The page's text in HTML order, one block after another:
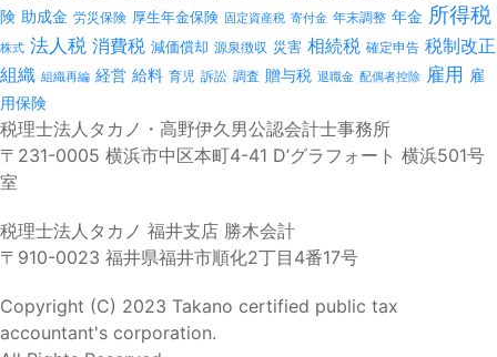
険 助成金 労災保険 厚生年金保険 固定資産税 寄付金 年末調整 年金 所得税
株式 法人税 消費税 減価償却 源泉徴収 災害 相続税 確定申告 税制改正
組織 組織再編 経営 給料 育児 訴訟 調査 贈与税 退職金 配偶者控除 雇用 雇
用保険
税理士法人タカノ・高野伊久男公認会計士事務所
〒231-0005 横浜市中区本町4-41 D’グラフォート 横浜501号
室
税理士法人タカノ 福井支店 勝木会計
〒910-0023 福井県福井市順化2丁目4番17号
Copyright (C) 2023 Takano certified public tax
accountant's corporation.